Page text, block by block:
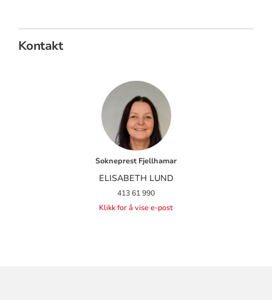
Kontakt
Sokneprest Fjellhamar
ELISABETH LUND
413 61 990
Klikk for å vise e-post